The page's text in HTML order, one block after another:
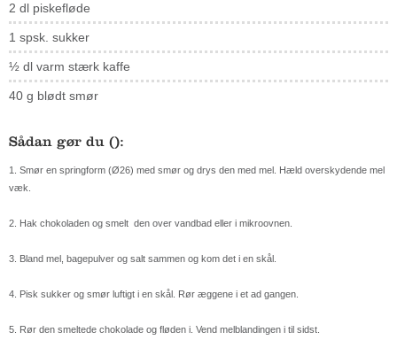
2 dl piskefløde
1 spsk. sukker
½ dl varm stærk kaffe
40 g blødt smør
Sådan gør du ():
1. Smør en springform (Ø26) med smør og drys den med mel. Hæld overskydende mel
væk.
2. Hak chokoladen og smelt den over vandbad eller i mikroovnen.
3. Bland mel, bagepulver og salt sammen og kom det i en skål.
4. Pisk sukker og smør luftigt i en skål. Rør æggene i et ad gangen.
5. Rør den smeltede chokolade og fløden i. Vend melblandingen i til sidst.